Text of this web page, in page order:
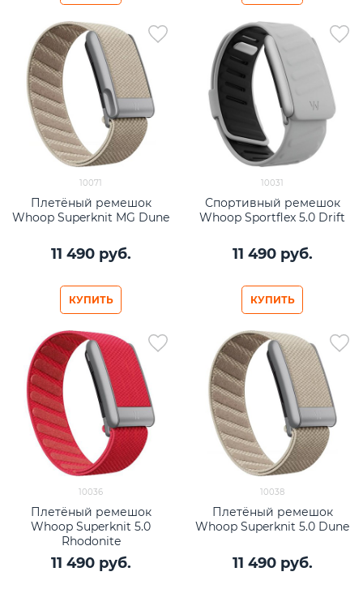
10071
Плетёный ремешок
Whoop Superknit MG Dune
11 490 руб.
КУПИТЬ
10031
Спортивный ремешок
Whoop Sportflex 5.0 Drift
11 490 руб.
КУПИТЬ
10036
Плетёный ремешок
Whoop Superknit 5.0
Rhodonite
11 490 руб.
10038
Плетёный ремешок
Whoop Superknit 5.0 Dune
11 490 руб.